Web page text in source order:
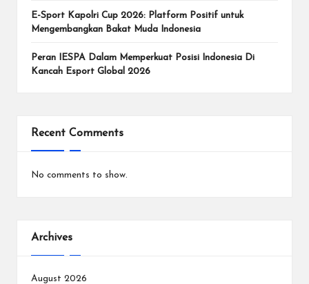
In
E-Sport Kapolri Cup 2026: Platform Positif untuk
Mengembangkan Bakat Muda Indonesia
Peran IESPA Dalam Memperkuat Posisi Indonesia Di
Kancah Esport Global 2026
Recent Comments
No comments to show.
Archives
August 2026